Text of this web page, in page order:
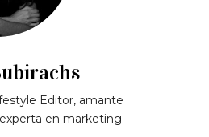
Editor, amante
en marketing